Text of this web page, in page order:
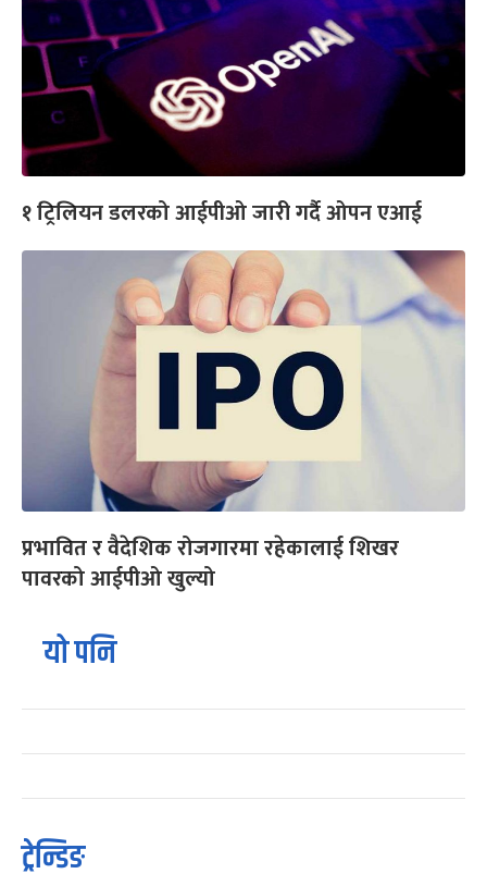
१ ट्रिलियन डलरको आईपीओ जारी गर्दै ओपन एआई
प्रभावित र वैदेशिक रोजगारमा रहेकालाई शिखर
पावरको आईपीओ खुल्यो
यो पनि
ट्रेन्डिङ